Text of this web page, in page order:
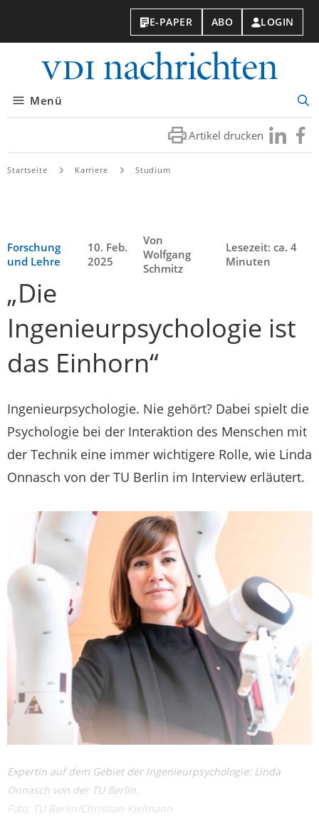
E-PAPER ABO LOGIN
Menü
Artikel drucken Besuchen
Sie
Sie
Startseite Karriere Studium
Forschung
und Lehre
10. Feb.
2025
Von
Wolfgang
Schmitz
Lesezeit: ca. 4
Minuten
„Die
Ingenieurpsychologie ist
das Einhorn“
Ingenieurpsychologie. Nie gehört? Dabei spielt die
Psychologie bei der Interaktion des Menschen mit
der Technik eine immer wichtigere Rolle, wie Linda
Onnasch von der TU Berlin im Interview erläutert.
Expertin auf dem Gebiet der Ingenieurpsychologie: Linda
Onnasch von der TU Berlin.
Foto: TU Berlin/Christian Kielmann